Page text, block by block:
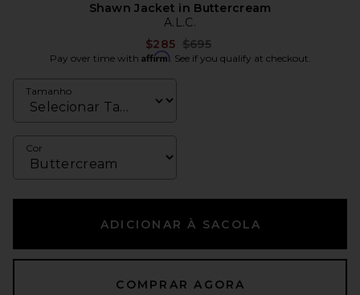
Shawn Jacket in Buttercream
A.L.C.
$285 Previous price:
$695
Pay over time with Affirm. See if you qualify at checkout.
Tamanho
Cor
ADICIONAR À SACOLA
COMPRAR AGORA